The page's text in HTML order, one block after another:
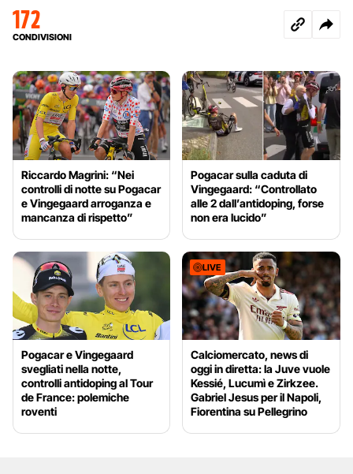
172
CONDIVISIONI
Riccardo Magrini: “Nei
controlli di notte su Pogacar
e Vingegaard arroganza e
mancanza di rispetto”
Pogacar sulla caduta di
Vingegaard: “Controllato
alle 2 dall’antidoping, forse
non era lucido”
Pogacar e Vingegaard
svegliati nella notte,
controlli antidoping al Tour
de France: polemiche
roventi
LIVE
Calciomercato, news di
oggi in diretta: la Juve vuole
Kessié, Lucumì e Zirkzee.
Gabriel Jesus per il Napoli,
Fiorentina su Pellegrino